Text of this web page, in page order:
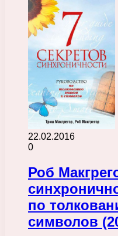
22.02.2016
0
Роб
по
символов